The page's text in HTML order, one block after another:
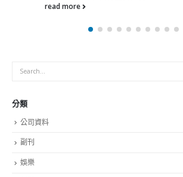
read more
分類
公司資料
副刊
娛樂